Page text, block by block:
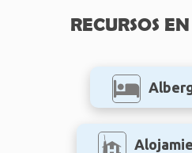
RECURSOS